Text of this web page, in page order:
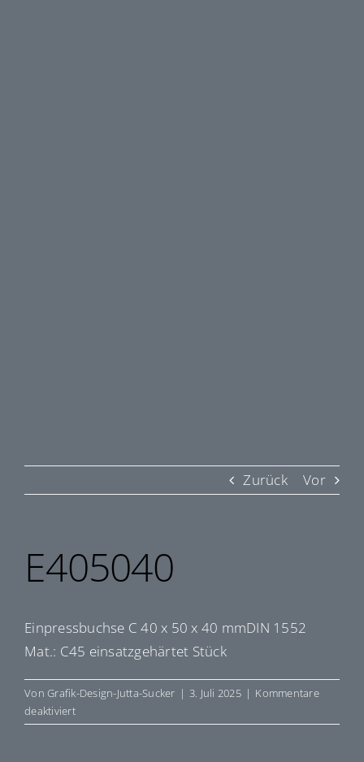
Zurück Vor
E405040
Einpressbuchse C 40 x 50 x 40 mmDIN 1552
Mat.: C45 einsatzgehärtet Stück
VonGrafik-Design-Jutta-Sucker | 3. Juli 2025 | Kommentare
deaktiviertfür
E405040